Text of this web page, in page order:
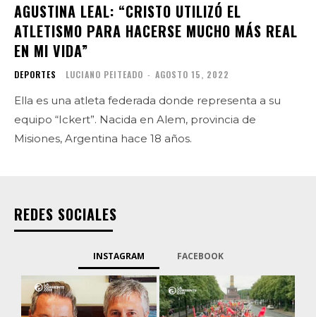
AGUSTINA LEAL: “CRISTO UTILIZÓ EL
ATLETISMO PARA HACERSE MUCHO MÁS REAL
EN MI VIDA”
DEPORTES LUCIANO PEITEADO - AGOSTO 15, 2022
Ella es una atleta federada donde representa a su
equipo “Ickert”. Nacida en Alem, provincia de
Misiones, Argentina hace 18 años.
REDES SOCIALES
INSTAGRAM FACEBOOK